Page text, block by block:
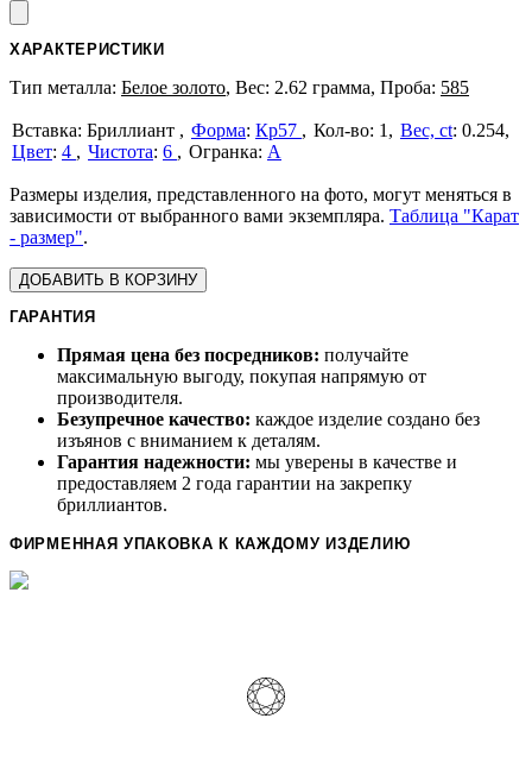
ХАРАКТЕРИСТИКИ
Тип металла: Белое золото, Вес: 2.62 грамма, Проба: 585
Бриллиант Форма: Кр57 1 Вес, ct: 0.254
Цвет: 4 Чистота: 6 А
Размеры изделия, представленного на фото, могут меняться в
зависимости от выбранного вами экземпляра. Таблица "Карат
- размер".
ДОБАВИТЬ В КОРЗИНУ
ГАРАНТИЯ
Прямая цена без посредников: получайте
максимальную выгоду, покупая напрямую от
производителя.
Безупречное качество: каждое изделие создано без
изъянов с вниманием к деталям.
Гарантия надежности: мы уверены в качестве и
предоставляем 2 года гарантии на закрепку
бриллиантов.
ФИРМЕННАЯ УПАКОВКА К КАЖДОМУ ИЗДЕЛИЮ